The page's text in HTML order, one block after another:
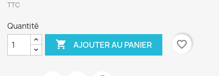
TTC
Quantité
 AJOUTER AU PANIER favorite_border